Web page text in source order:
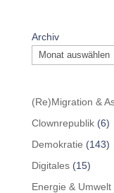
Archiv
(Re)Migration &
Clownrepublik(6)
Demokratie (143)
Digitales(15)
Energie & Umwelt